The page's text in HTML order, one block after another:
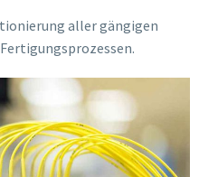
aller gängigen